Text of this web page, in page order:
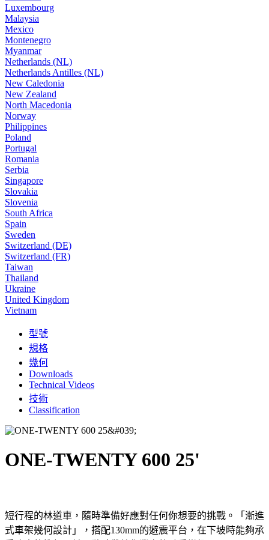
Luxembourg
Malaysia
Mexico
Montenegro
Myanmar
Netherlands (NL)
Netherlands Antilles (NL)
New Caledonia
New Zealand
North Macedonia
Norway
Philippines
Poland
Portugal
Romania
Serbia
Singapore
Slovakia
Slovenia
South Africa
Spain
Sweden
Switzerland (DE)
Switzerland (FR)
Taiwan
Thailand
Ukraine
United Kingdom
Vietnam
型號
規格
幾何
Downloads
Technical Videos
技術
Classification
ONE-TWENTY 600 25'
短行程的林道車，隨時準備好應對任何你想要的挑戰。「漸進
式車架幾何設計」，搭配130mm的避震平台，在下坡時能夠承